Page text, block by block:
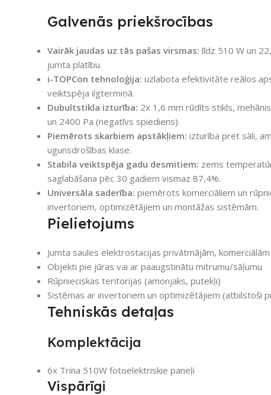
Galvenās priekšrocības
Vairāk jaudas uz tās pašas virsmas: līdz 510 W un
jumta platību.
i-TOPCon tehnoloģija: uzlabota efektivitāte reālos
veiktspēja ilgtermiņā.
Dubultstikla izturība: 2x 1,6 mm rūdīts stikls,
un 2400 Pa (negatīvs spiediens).
Piemērots skarbiem apstākļiem: izturība pret sāli,
ugunsdrošības klase.
Stabila veiktspēja gadu desmitiem: zems
saglabāšana pēc 30 gadiem vismaz 87,4%.
Universāla saderība: piemērots komerciāliem un
invertoriem, optimizētājiem un montāžas sistēmām.
Pielietojums
Jumta saules elektrostacijas privātmājām,
Objekti pie jūras vai ar paaugstinātu mitrumu/sāļumu
Rūpnieciskas teritorijas (amonjaks, putekļi)
Sistēmas ar invertoriem un optimizētājiem (atbilstoši
Tehniskās detaļas
Komplektācija
6x Trina 510W fotoelektriskie paneļi
Vispārīgi